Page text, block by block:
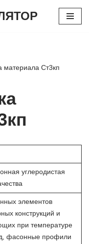
материала Ст3кп
углеродистая
элементов
конструкций и
при температуре
фасонные профили